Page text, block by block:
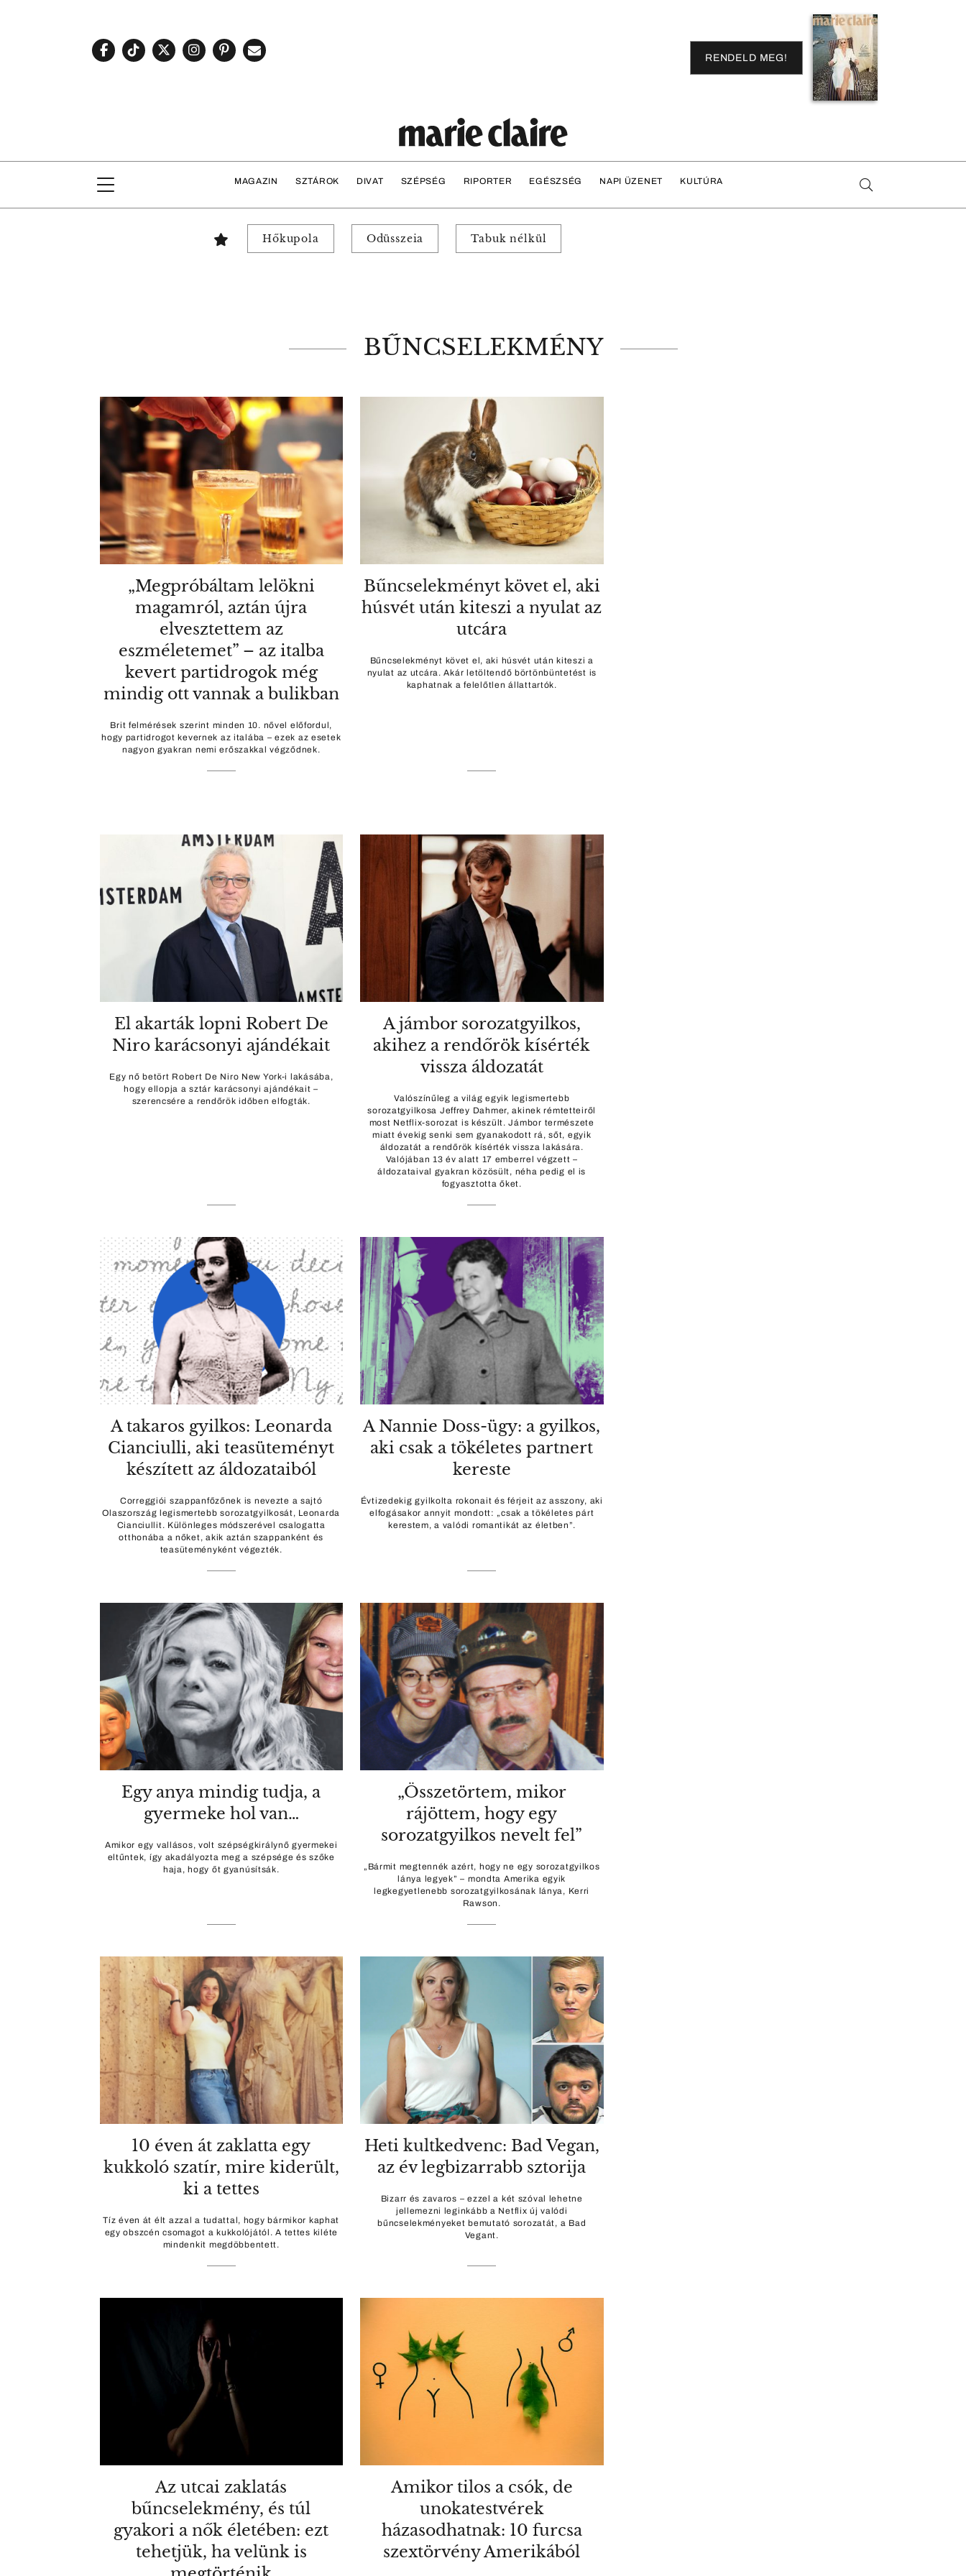
RENDELD MEG!
MAGAZIN SZTÁROK DIVAT SZÉPSÉG RIPORTER EGÉSZSÉG NAPI ÜZENET KULTÚRA
Hőkupola Odüsszeia Tabuk nélkül
BŰNCSELEKMÉNY
„Megpróbáltam lelökni
magamról, aztán újra
elvesztettem az
eszméletemet” – az italba
kevert partidrogok még
mindig ott vannak a bulikban
Brit felmérések szerint minden 10. nővel előfordul,
hogy partidrogot kevernek az italába – ezek az esetek
nagyon gyakran nemi erőszakkal végződnek.
Bűncselekményt követ el, aki
húsvét után kiteszi a nyulat az
utcára
Bűncselekményt követ el, aki húsvét után kiteszi a
nyulat az utcára. Akár letöltendő börtönbüntetést is
kaphatnak a felelőtlen állattartók.
El akarták lopni Robert De
Niro karácsonyi ajándékait
Egy nő betört Robert De Niro New York-i lakásába,
hogy ellopja a sztár karácsonyi ajándékait –
szerencsére a rendőrök időben elfogták.
A jámbor sorozatgyilkos,
akihez a rendőrök kísérték
vissza áldozatát
Valószínűleg a világ egyik legismertebb
sorozatgyilkosa Jeffrey Dahmer, akinek rémtetteiről
most Netflix-sorozat is készült. Jámbor természete
miatt évekig senki sem gyanakodott rá, sőt, egyik
áldozatát a rendőrök kísérték vissza lakására.
Valójában 13 év alatt 17 emberrel végzett –
áldozataival gyakran közösült, néha pedig el is
fogyasztotta őket.
A takaros gyilkos: Leonarda
Cianciulli, aki teasüteményt
készített az áldozataiból
Correggiói szappanfőzőnek is nevezte a sajtó
Olaszország legismertebb sorozatgyilkosát, Leonarda
Cianciullit. Különleges módszerével csalogatta
otthonába a nőket, akik aztán szappanként és
teasüteményként végezték.
A Nannie Doss-ügy: a gyilkos,
aki csak a tökéletes partnert
kereste
Évtizedekig gyilkolta rokonait és férjeit az asszony, aki
elfogásakor annyit mondott: „csak a tökéletes párt
kerestem, a valódi romantikát az életben”.
Egy anya mindig tudja, a
gyermeke hol van…
Amikor egy vallásos, volt szépségkirálynő gyermekei
eltűntek, így akadályozta meg a szépsége és szőke
haja, hogy őt gyanúsítsák.
„Összetörtem, mikor
rájöttem, hogy egy
sorozatgyilkos nevelt fel”
„Bármit megtennék azért, hogy ne egy sorozatgyilkos
lánya legyek” – mondta Amerika egyik
legkegyetlenebb sorozatgyilkosának lánya, Kerri
Rawson.
10 éven át zaklatta egy
kukkoló szatír, mire kiderült,
ki a tettes
Tíz éven át élt azzal a tudattal, hogy bármikor kaphat
egy obszcén csomagot a kukkolójától. A tettes kiléte
mindenkit megdöbbentett.
Heti kultkedvenc: Bad Vegan,
az év legbizarrabb sztorija
Bizarr és zavaros – ezzel a két szóval lehetne
jellemezni leginkább a Netflix új valódi
bűncselekményeket bemutató sorozatát, a Bad
Vegant.
Az utcai zaklatás
bűncselekmény, és túl
gyakori a nők életében: ezt
tehetjük, ha velünk is
Amikor tilos a csók, de
unokatestvérek
házasodhatnak: 10 furcsa
szextörvény Amerikából